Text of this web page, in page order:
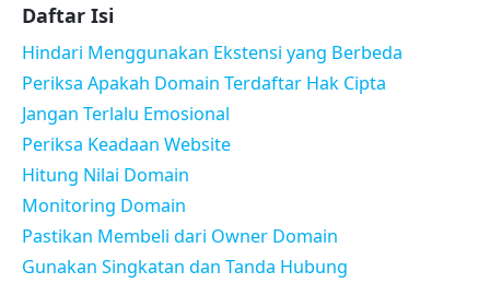
Daftar Isi
Hindari Menggunakan Ekstensi yang Berbeda
Periksa Apakah Domain Terdaftar Hak Cipta
Jangan Terlalu Emosional
Periksa Keadaan Website
Hitung Nilai Domain
Monitoring Domain
Pastikan Membeli dari Owner Domain
Gunakan Singkatan dan Tanda Hubung